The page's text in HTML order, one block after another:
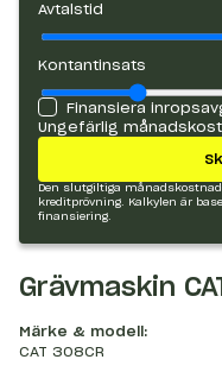
Avtalstid
Kontantinsats
Finansiera
Ungefärlig
Den slutgiltiga
kreditprövning. Kalkylen är
finansiering.
Grävmaskin
Märke & modell:
CAT 308CR